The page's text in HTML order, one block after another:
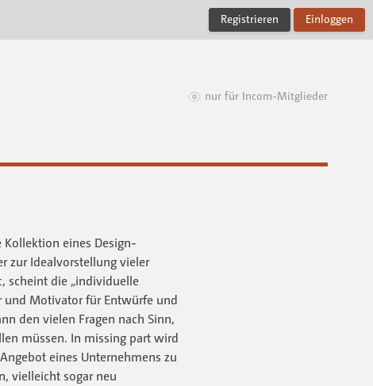
Registrieren Einloggen
nur für Incom-Mitglieder
Kollektion eines Design-
zur Idealvorstellung vieler
scheint die „individuelle
und Motivator für Entwürfe und
den vielen Fragen nach Sinn,
müssen. In mis­sing part wird
eines Unternehmens zu
vielleicht sogar neu